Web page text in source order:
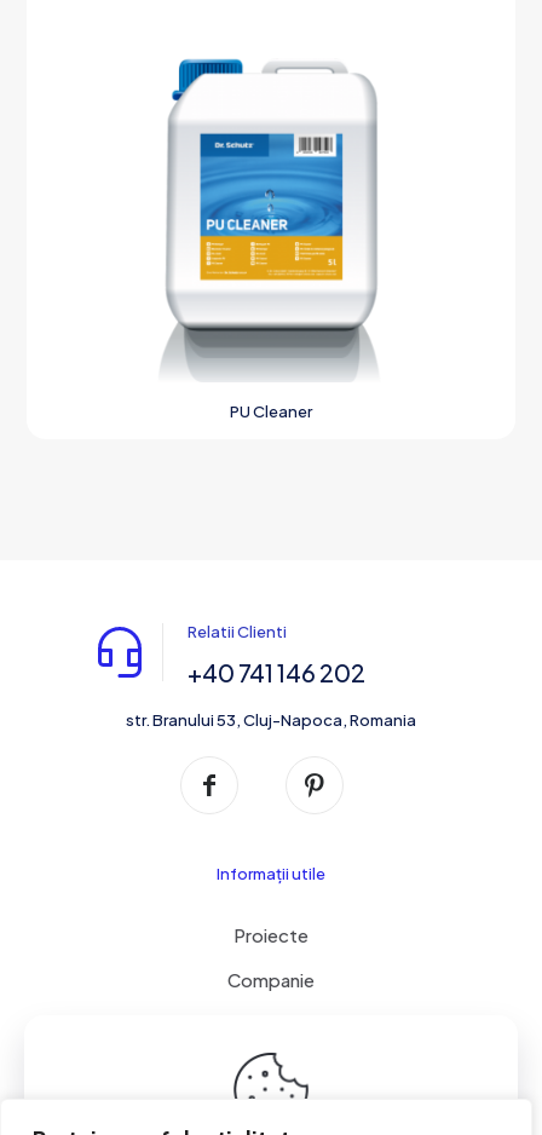
PU Cleaner
Relatii Clienti
+40 741 146 202
str. Branului 53, Cluj-Napoca, Romania
Informații utile
Proiecte
Companie
Contact